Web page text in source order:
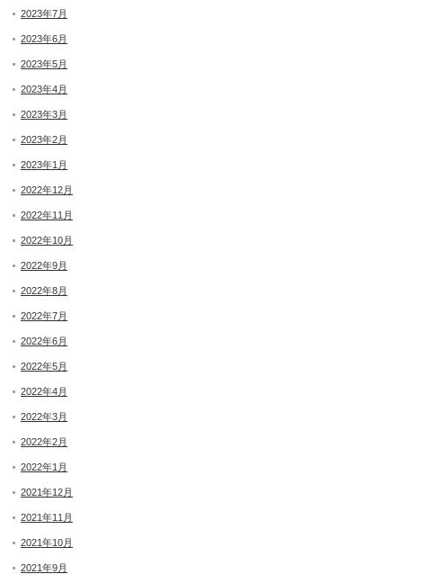
2023年7月
2023年6月
2023年5月
2023年4月
2023年3月
2023年2月
2023年1月
2022年12月
2022年11月
2022年10月
2022年9月
2022年8月
2022年7月
2022年6月
2022年5月
2022年4月
2022年3月
2022年2月
2022年1月
2021年12月
2021年11月
2021年10月
2021年9月